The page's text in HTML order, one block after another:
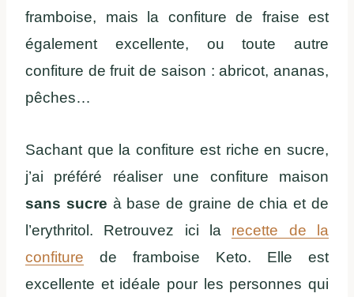
framboise, mais la confiture de fraise est
également excellente, ou toute autre
confiture de fruit de saison : abricot, ananas,
pêches…
Sachant que la confiture est riche en sucre,
j’ai préféré réaliser une confiture maison
sans sucre à base de graine de chia et de
l’erythritol. Retrouvez ici la recette de la
confiture de framboise Keto. Elle est
excellente et idéale pour les personnes qui